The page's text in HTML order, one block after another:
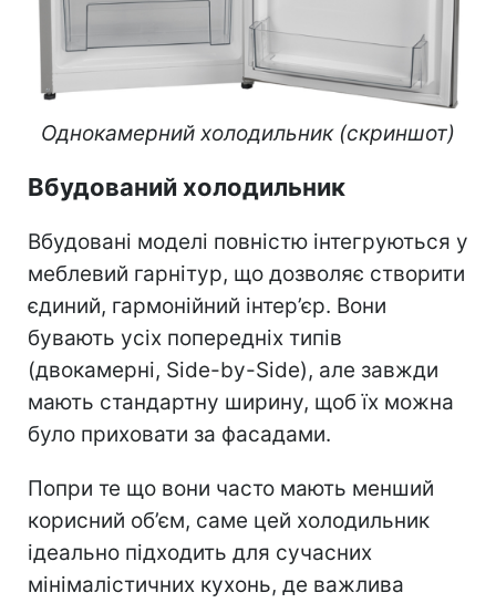
Однокамерний холодильник (скриншот)
Вбудований холодильник
Вбудовані моделі повністю інтегруються у
меблевий гарнітур, що дозволяє створити
єдиний, гармонійний інтер’єр. Вони
бувають усіх попередніх типів
(двокамерні, Side-by-Side), але завжди
мають стандартну ширину, щоб їх можна
було приховати за фасадами.
Попри те що вони часто мають менший
корисний об’єм, саме цей холодильник
ідеально підходить для сучасних
мінімалістичних кухонь, де важлива